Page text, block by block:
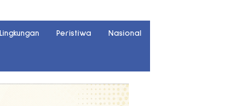
Lingkungan Peristiwa Nasional